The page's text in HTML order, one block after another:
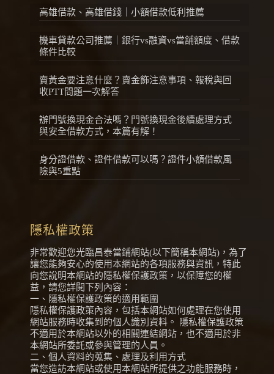
高雄借款、高雄借錢｜小額借款低利推薦
機車貸款公司推薦｜銀行vs融資vs當舖額度、借款
條件比較
賣黃金要注意什麼？賣金飾注意事項、報稅與回
收PTT問題一次解答
辦門號換現金合法嗎？門號換現金後續處理方式
與安全借款方式，本篇有解！
身分證借款、證件借款可以嗎？證件小額借款風
險與5重點
隱私權政策
非常歡迎您光臨昌泰當鋪網站(以下簡稱本網站)，為了
讓您能夠安心的使用本網站的各項服務與資訊，特此
向您說明本網站的隱私權保護政策，以保障您的權
益，請您詳閱下列內容：
一、隱私權保護政策的適用範圍
隱私權保護政策內容，包括本網站如何處理在您使用
網站服務時收集到的個人識別資料。 隱私權保護政策
不適用於本網站以外的相關連結網站，也不適用於非
本網站所委託或參與管理的人員。
二、個人資料的蒐集、處理及利用方式
當您造訪本網站或使用本網站所提供之功能服務時，